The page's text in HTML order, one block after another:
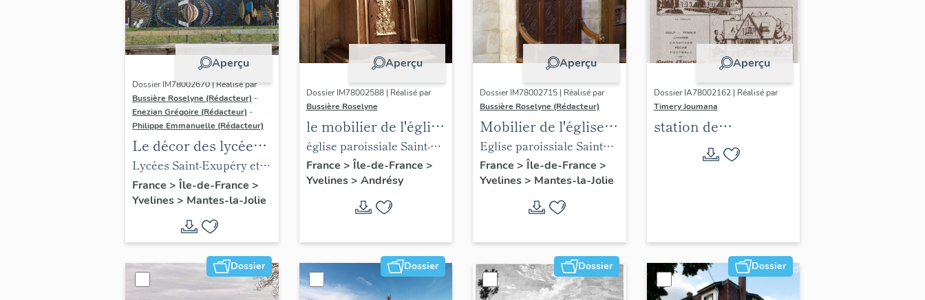
Aperçu
Dossier IM78002670 | Réalisé par
Bussière Roselyne (Rédacteur) -
Enezian Grégoire (Rédacteur) -
Philippe Emmanuelle (Rédacteur)
Le décor des lycées
de Mantes
Lycées Saint-Exupéry et
Jean Rostand
France > Île-de-France >
Yvelines> Mantes-la-Jolie
Aperçu
Dossier IM78002588 | Réalisé par
Bussière Roselyne
le mobilier de l'église
Saint-Germain-de-
Paris (liste
supplémentaire)
église paroissiale Saint-
Germain
France > Île-de-France >
Yvelines> Andrésy
Aperçu
Dossier IM78002715 | Réalisé par
Bussière Roselyne (Rédacteur)
Mobilier de l'église
Sainte-Anne de
Gassicourt
Eglise paroissiale Sainte-
Anne
France > Île-de-France >
Yvelines> Mantes-la-Jolie
Aperçu
Dossier IA78002162 | Réalisé par
Timery Joumana
station de
villégiature
d'Elisabethville
Dossier Dossier Dossier Dossier